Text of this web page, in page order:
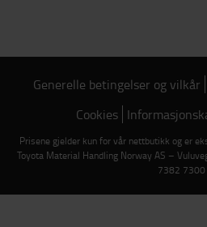
Generelle betingelser og vilkår
Cookies
Prisene gjelder kun for vår nettbutikk og er
Toyota Material Handling Norway AS –
7382 7300